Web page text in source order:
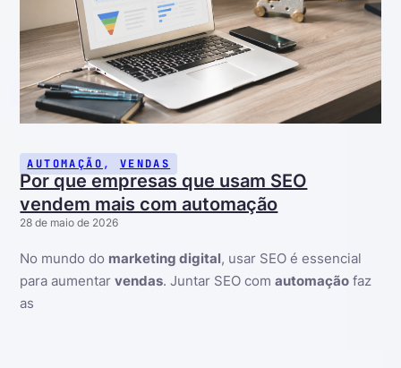
AUTOMAÇÃO , VENDAS
Por que empresas que usam SEO
vendem mais com automação
28 de maio de 2026
No mundo do marketing digital, usar SEO é essencial
para aumentarvendas. Juntar SEO comautomação faz
as